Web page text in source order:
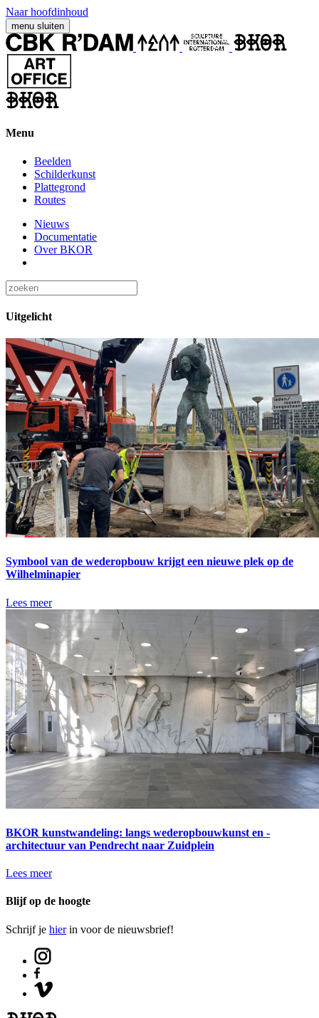
Naar hoofdinhoud
menu sluiten
Menu
Beelden
Schilderkunst
Plattegrond
Routes
Nieuws
Documentatie
Over BKOR
Uitgelicht
Symbool van de wederopbouw krijgt een nieuwe plek op de
Wilhelminapier
Lees meer
BKOR kunstwandeling: langs wederopbouwkunst en -
architectuur van Pendrecht naar Zuidplein
Lees meer
Blijf op de hoogte
Schrijf je hierin voor de nieuwsbrief!